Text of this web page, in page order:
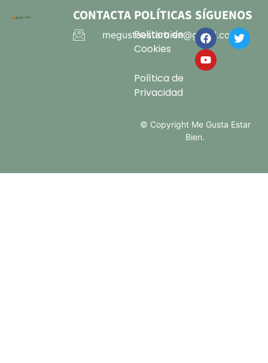
CONTACTA
megustaestarbien@gmail.com
POLÍTICAS
Política de
Cookies
Política de
Privacidad
SÍGUENOS
© Copyright Me Gusta Estar
Bien.